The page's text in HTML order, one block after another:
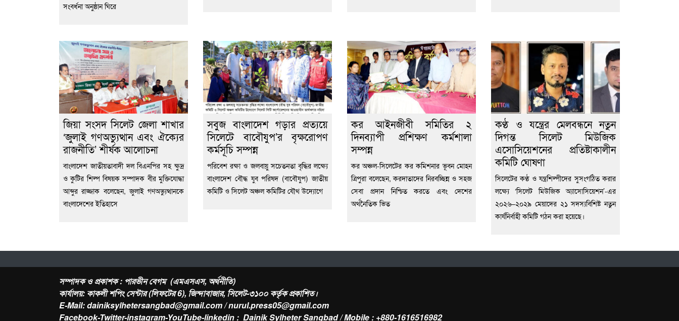
সংবর্ধনা অনুষ্ঠান ঘিরে
জিয়া সংসদ সিলেট জেলা শাখার
‘জুলাই গণঅভ্যুত্থান এবং ঐক্যের
রাজনীতি’ শীর্ষক আলোচনা
বাংলাদেশ জাতীয়তাবাদী দল বিএনপির সহ ক্ষুদ্র
ও কুটির শিল্প বিষয়ক সম্পাদক বীর মুক্তিযোদ্ধা
আব্দুর রাজ্জাক বলেছেন, জুলাই গণঅভ্যুত্থানকে
বাংলাদেশের ইতিহাসে
সবুজ বাংলাদেশ গড়ার প্রত্যয়ে
সিলেটে বাবৌযুপ’র বৃক্ষরোপণ
কর্মসূচি সম্পন্ন
পরিবেশ রক্ষা ও জলবায়ু সচেতনতা বৃদ্ধির লক্ষ্যে
বাংলাদেশ বৌদ্ধ যুব পরিষদ (বাবৌযুপ) জাতীয়
কমিটি ও সিলেট অঞ্চল কমিটির যৌথ উদ্যোগে
কর আইনজীবী সমিতির ২
দিনব্যাপী প্রশিক্ষণ কর্মশালা
সম্পন্ন
কর অঞ্চল-সিলেটের কর কমিশনার ভূবন মোহন
ত্রিপুরা বলেছেন, করদাতাদের নিরবচ্ছিন্ন ও সহজ
সেবা প্রদান নিশ্চিত করতে এবং দেশের
অর্থনৈতিক ভিত
কণ্ঠ ও যন্ত্রের মেলবন্ধনে নতুন
দিগন্ত সিলেট মিউজিক
এসোসিয়েশনের প্রতিষ্টাকালীন
কমিটি ঘোষণা
সিলেটের কণ্ঠ ও যন্ত্রশিল্পীদের সুসংগঠিত করার
লক্ষ্যে ‘সিলেট মিউজিক অ্যাসোসিয়েশন’-এর
২০২৬–২০২৯ মেয়াদের ২১ সদস্যবিশিষ্ট নতুন
কার্যনির্বাহী কমিটি গঠন করা হয়েছে।
সম্পাদক ও প্রকাশক : পারভীন বেগম (এমএসএস, অর্থনীতি)
কার্যালয়: কাকলী শপিং সেন্টার (লিফটের 6), জিন্দাবাজার, সিলেট-৩১০০ কর্তৃক প্রকাশিত।
E-Mail: dainiksylhetersangbad@gmail.com / nurul.press05@gmail.com
Facebook-Twitter-instagram-YouTube-linkedin : Dainik Sylheter Sangbad / Mobile : +880-1616516982